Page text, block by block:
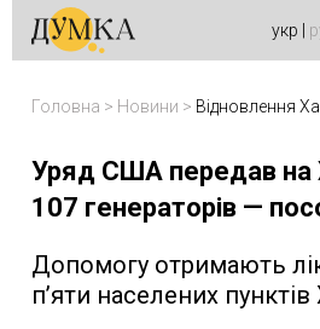
укр
Головна > Новини > Відновлення
Уряд США передав на
107 генераторів —
Допомогу отримають
п’яти населених